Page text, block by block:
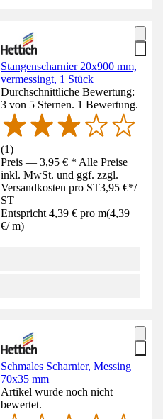
Stangenscharnier 20x900 mm,
vermessingt, 1 Stück
Durchschnittliche Bewertung:
3 von 5 Sternen. 1 Bewertung.
(1)
Preis — 3,95 € * Alle Preise
inkl. MwSt. und ggf. zzgl.
Versandkosten pro ST3,95 €*/
ST
Entspricht 4,39 € pro m(4,39
€/ m)
Schmales Scharnier, Messing
70x35 mm
Artikel wurde noch nicht
bewertet.